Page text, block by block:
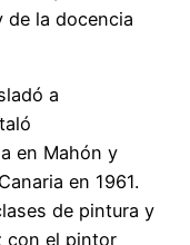
de la docencia
a
en Mahón y
en 1961.
de pintura y
con el pintor